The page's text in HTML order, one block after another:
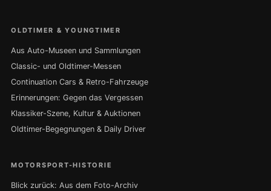
OLDTIMER & YOUNGTIMER
Aus Auto-Museen und Sammlungen
Classic- und Oldtimer-Messen
Continuation Cars & Retro-Fahrzeuge
Erinnerungen: Gegen das Vergessen
Klassiker-Szene, Kultur & Auktionen
Oldtimer-Begegnungen & Daily Driver
MOTORSPORT-HISTORIE
Blick zurück: Aus dem Foto-Archiv